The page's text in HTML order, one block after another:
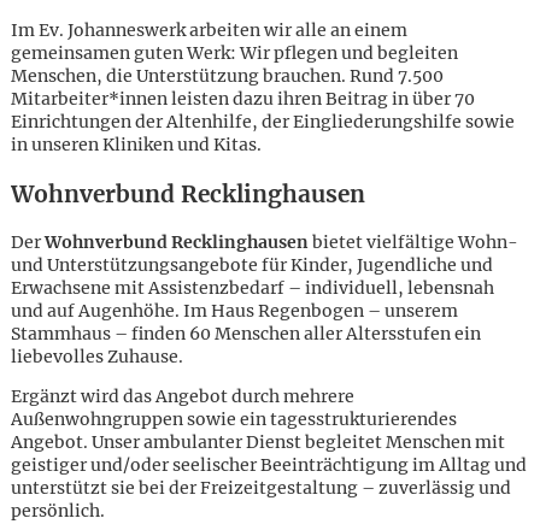
Im Ev. Johanneswerk arbeiten wir alle an einem
gemeinsamen guten Werk: Wir pflegen und begleiten
Menschen, die Unterstützung brauchen. Rund 7.500
Mitarbeiter*innen leisten dazu ihren Beitrag in über 70
Einrichtungen der Altenhilfe, der Eingliederungshilfe sowie
in unseren Kliniken und Kitas.
Wohnverbund Recklinghausen
DerWohnverbund Recklinghausenbietet vielfältige Wohn-
und Unterstützungsangebote für Kinder, Jugendliche und
Erwachsene mit Assistenzbedarf – individuell, lebensnah
und auf Augenhöhe. Im Haus Regenbogen – unserem
Stammhaus – finden 60 Menschen aller Altersstufen ein
liebevolles Zuhause.
Ergänzt wird das Angebot durch mehrere
Außenwohngruppen sowie ein tagesstrukturierendes
Angebot. Unser ambulanter Dienst begleitet Menschen mit
geistiger und/oder seelischer Beeinträchtigung im Alltag und
unterstützt sie bei der Freizeitgestaltung – zuverlässig und
persönlich.
Karte anzeigen